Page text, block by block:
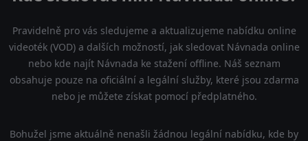
Pravidelně pro vás sledujeme a aktualizujeme nabídku online
videoték (VOD) a dalších možností, jak sledovat Návnada online
nebo kde najít Návnada ke stažení offline. Náš seznam
obsahuje pouze na oficiální a legální služby, které jsou zdarma
nebo je můžete získat pomocí předplatného.
Bohužel jsme aktuálně nenašli žádnou legální nabídku, kde by